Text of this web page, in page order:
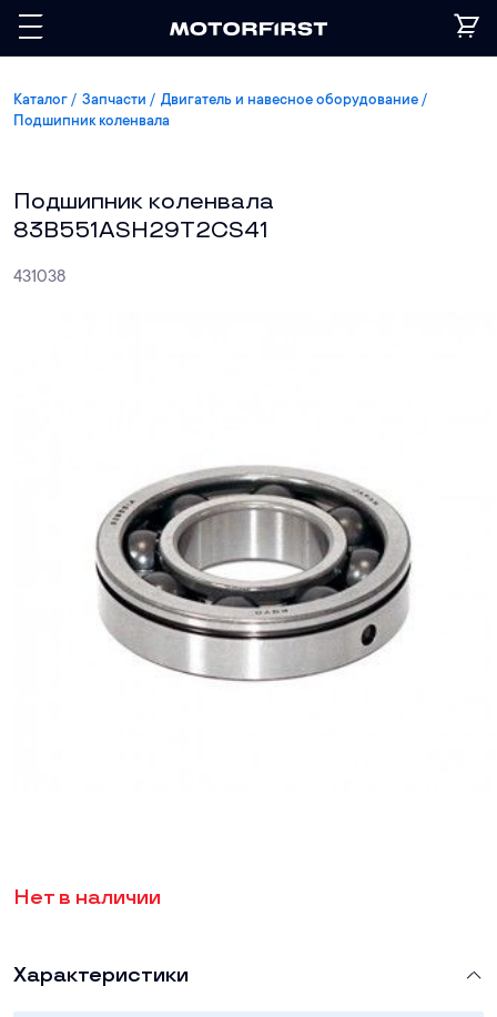
Каталог Запчасти
Двигатель и навесное оборудование
Подшипник коленвала
Подшипник коленвала
83B551ASH29T2CS41
431038
Нет в наличии
Характеристики